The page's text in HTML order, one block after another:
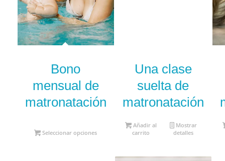
Bono
mensual de
matronatación
Seleccionar opciones
Una clase
suelta de
matronatación
Añadir al
carrito
Mostrar
detalles